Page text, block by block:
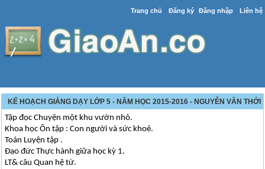
Trang chủ Đăng ký Đăng nhập Liên hệ
KẾ HOẠCH GIẢNG DẠY LỚP 5 - NĂM HỌC 2015-2016 - NGUYỄN VĂN THỚI
Tập đọc Chuyện một khu vườn nhỏ.
Khoa học Ôn tập : Con người và sức khoẻ.
Toán Luyện tập .
Đạo đức Thực hành giữa học kỳ 1.
LT& câu Quan hệ từ.